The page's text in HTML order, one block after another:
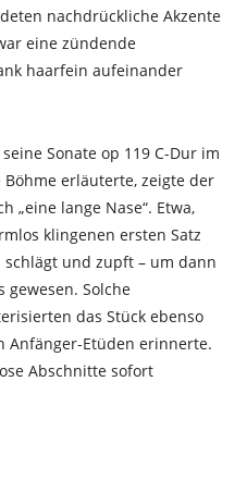
nachdrückliche Akzente
eine zündende
haarfein aufeinander
Sonate op 119 C-Dur im
erläuterte, zeigte der
„eine lange Nase“. Etwa,
klingenen ersten Satz
und zupft – um dann
gewesen. Solche
das Stück ebenso
Anfänger-Etüden erinnerte.
Abschnitte sofort